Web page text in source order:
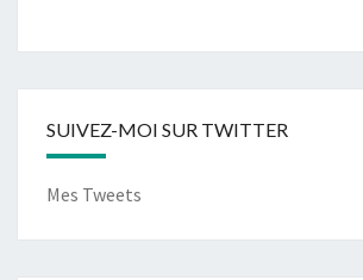
SUIVEZ-MOI SUR TWITTER
Mes Tweets